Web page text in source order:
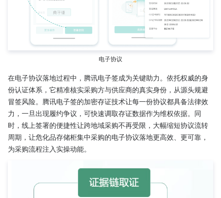
电子协议
在电子协议落地过程中，腾讯电子签成为关键助力。依托权威的身
份认证体系，它精准核实采购方与供应商的真实身份，从源头规避
冒签风险。腾讯电子签的加密存证技术让每一份协议都具备法律效
力，一旦出现履约争议，可快速调取存证数据作为维权依据。同
时，线上签署的便捷性让跨地域采购不再受限，大幅缩短协议流转
周期，让危化品存储柜集中采购的电子协议落地更高效、更可靠，
为采购流程注入实操动能。